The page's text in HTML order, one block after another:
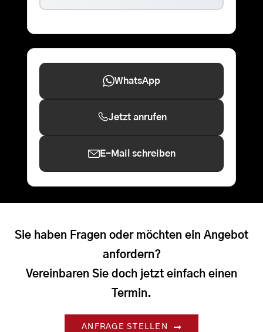
WhatsApp
Jetzt anrufen
E-Mail schreiben
Sie haben Fragen oder möchten ein Angebot
anfordern?
Vereinbaren Sie doch jetzt einfach einen
Termin.
ANFRAGE STELLEN